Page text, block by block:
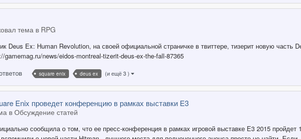
тема в RPG
Deus Ex: Human Revolution, на своей официальной страничке в твиттере, тизерит новую
news/eidos-montreal-tizerit-deus-ex-the-fall-87365
square enix deus ex (и ещё 3 )
Enix проведет конференцию в рамках выставки E3
в Обсуждение статей
сообщила о том, что ее пресс-конференция в рамках игровой выставке Е3 2015